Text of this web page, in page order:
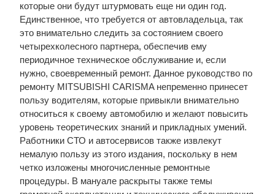
которые они будут штурмовать еще ни один год.
Единственное, что требуется от автовладельца, так
это внимательно следить за состоянием своего
четырехколесного партнера, обеспечив ему
периодичное техническое обслуживание и, если
нужно, своевременный ремонт. Данное руководство по
ремонту MITSUBISHI CARISMA непременно принесет
пользу водителям, которые привыкли внимательно
относиться к своему автомобилю и желают повысить
уровень теоретических знаний и прикладных умений.
Работники СТО и автосервисов также извлекут
немалую пользу из этого издания, поскольку в нем
четко изложены многочисленные ремонтные
процедуры. В мануале раскрыты также темы